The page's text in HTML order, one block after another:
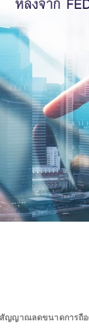
สัญญาณลดขนาดการถื